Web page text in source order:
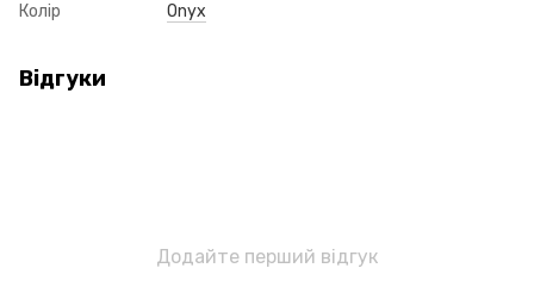
Колір
Onyx
Відгуки
Додайте перший відгук